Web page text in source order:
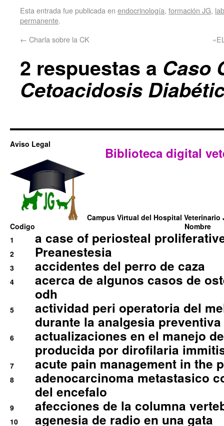
Esta entrada fue publicada en endocrinología, formación JG,
permanente.
← Charla sobre la CK
2 respuestas a Caso
Cetoacidosis
Aviso Legal
Biblioteca digital
Campus Virtual del Hospital Veterinario
Codigo
Nombre
1
a case of periosteal
2 Preanestesia
3 accidentes del perro de caza
4
acerca de algunos casos de
odh
5
actividad peri operatoria del
durante la analgesia
6
actualizaciones en el manejo
producida por dirofilaria
7 acute pain management in the
8
adenocarcinoma metastasico
del encefalo
9 afecciones de la columna
10 agenesia de radio en una gata